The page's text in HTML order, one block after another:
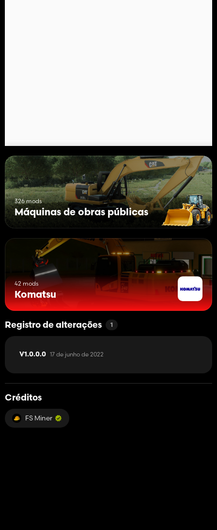
326 mods
Máquinas de obras públicas
42 mods
Komatsu
Registro de alterações 1
V1.0.0.0 17 de junho de 2022
Créditos
FS Miner